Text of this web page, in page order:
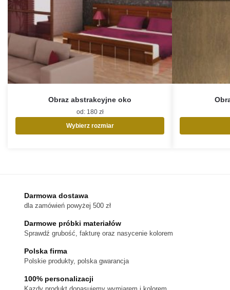
Obraz abstrakcyjne oko
od: 180 zł
Wybierz rozmiar
wybrać
stronie
produktu
Darmowa dostawa
dla zamówień powyżej 500 zł
Darmowe próbki materiałów
Sprawdź grubość, fakturę oraz nasycenie kolorem
Polska firma
Polskie produkty, polska gwarancja
100% personalizacji